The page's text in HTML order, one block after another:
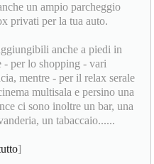
un ampio parcheggio
privati per la tua auto.
anche a piedi in
per lo shopping - vari
mentre - per il relax serale
multisala e persino una
ci sono inoltre un bar, una
un tabaccaio......
]